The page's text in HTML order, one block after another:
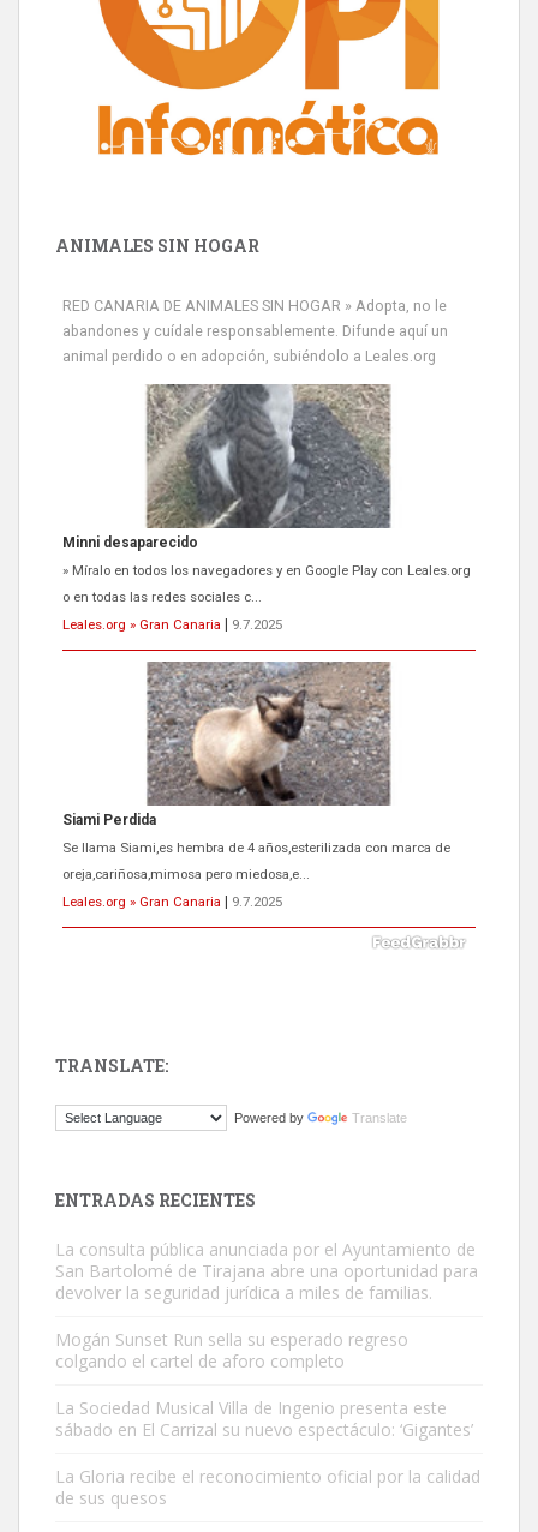
ANIMALES SIN HOGAR
RED CANARIA DE ANIMALES SIN HOGAR » Adopta, no le
abandones y cuídale responsablemente. Difunde aquí un
animal perdido o en adopción, subiéndolo a Leales.org
Minni desaparecido
» Míralo en todos los navegadores y en Google Play con Leales.org
o en todas las redes sociales c...
Leales.org » Gran Canaria
9.7.2025
Siami Perdida
Se llama Siami,es hembra de 4 años,esterilizada con marca de
oreja,cariñosa,mimosa pero miedosa,e...
Leales.org » Gran Canaria
9.7.2025
El ayuntamiento se va a llevar a Los Gatos callejeros de la zona los
Gato manso encontrado
Este gato macho ha aparecido en la calle hace menos de un mes,
es muy manso y extremadamente cari...
TRANSLATE:
Powered by Translate
ENTRADAS RECIENTES
La consulta pública anunciada por el Ayuntamiento de
San Bartolomé de Tirajana abre una oportunidad para
devolver la seguridad jurídica a miles de familias.
Mogán Sunset Run sella su esperado regreso
colgando el cartel de aforo completo
La Sociedad Musical Villa de Ingenio presenta este
sábado en El Carrizal su nuevo espectáculo: ‘Gigantes’
La Gloria recibe el reconocimiento oficial por la calidad
de sus quesos